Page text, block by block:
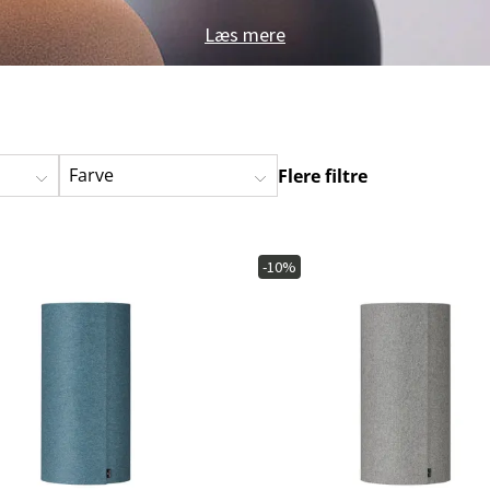
Hængestole
Produkter til vedligeholdelse
Småopbevaring
Læs mere
Farve Flere filtre
-10%